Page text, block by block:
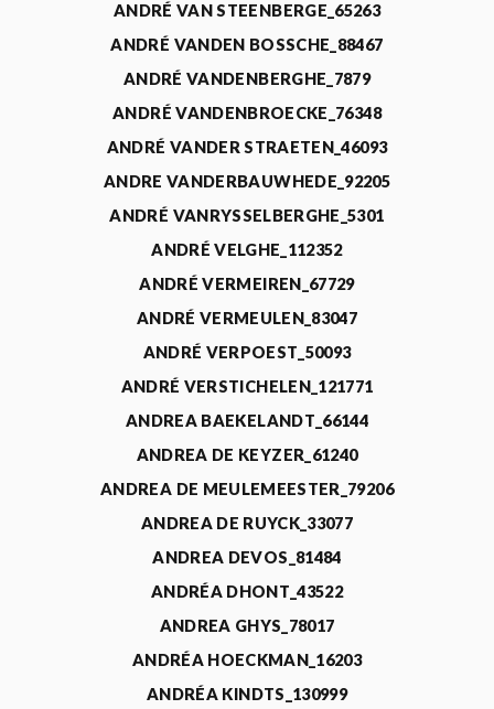
ANDRÉ VAN STEENBERGE_65263
ANDRÉ VANDEN BOSSCHE_88467
ANDRÉ VANDENBERGHE_7879
ANDRÉ VANDENBROECKE_76348
ANDRÉ VANDER STRAETEN_46093
ANDRE VANDERBAUWHEDE_92205
ANDRÉ VANRYSSELBERGHE_5301
ANDRÉ VELGHE_112352
ANDRÉ VERMEIREN_67729
ANDRÉ VERMEULEN_83047
ANDRÉ VERPOEST_50093
ANDRÉ VERSTICHELEN_121771
ANDREA BAEKELANDT_66144
ANDREA DE KEYZER_61240
ANDREA DE MEULEMEESTER_79206
ANDREA DE RUYCK_33077
ANDREA DEVOS_81484
ANDRÉA DHONT_43522
ANDREA GHYS_78017
ANDRÉA HOECKMAN_16203
ANDRÉA KINDTS_130999